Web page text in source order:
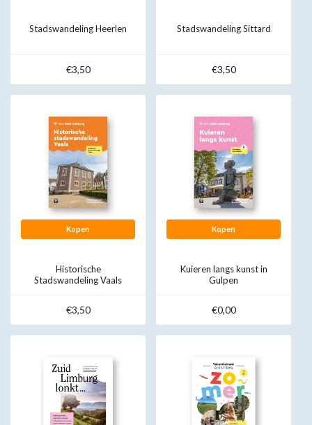
Stadswandeling Heerlen
€3,50
Stadswandeling Sittard
€3,50
Kopen
Historische
Stadswandeling Vaals
€3,50
Kopen
Kuieren langs kunst in
Gulpen
€0,00